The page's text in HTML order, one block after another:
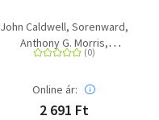
John Caldwell Sorenward
Anthony G. Morris
Winter, David
Online ár:
2 691 Ft